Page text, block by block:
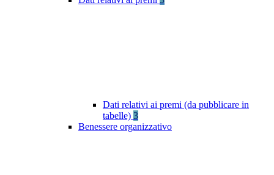
Dati relativi ai premi (da pubblicare in
tabelle) 3
Benessere organizzativo